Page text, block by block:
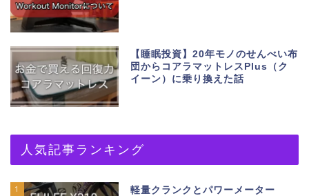
【睡眠投資】20年モノのせんべい布
団からコアラマットレスPlus（ク
イーン）に乗り換えた話
人気記事ランキング
1
軽量クランクとパワーメーター